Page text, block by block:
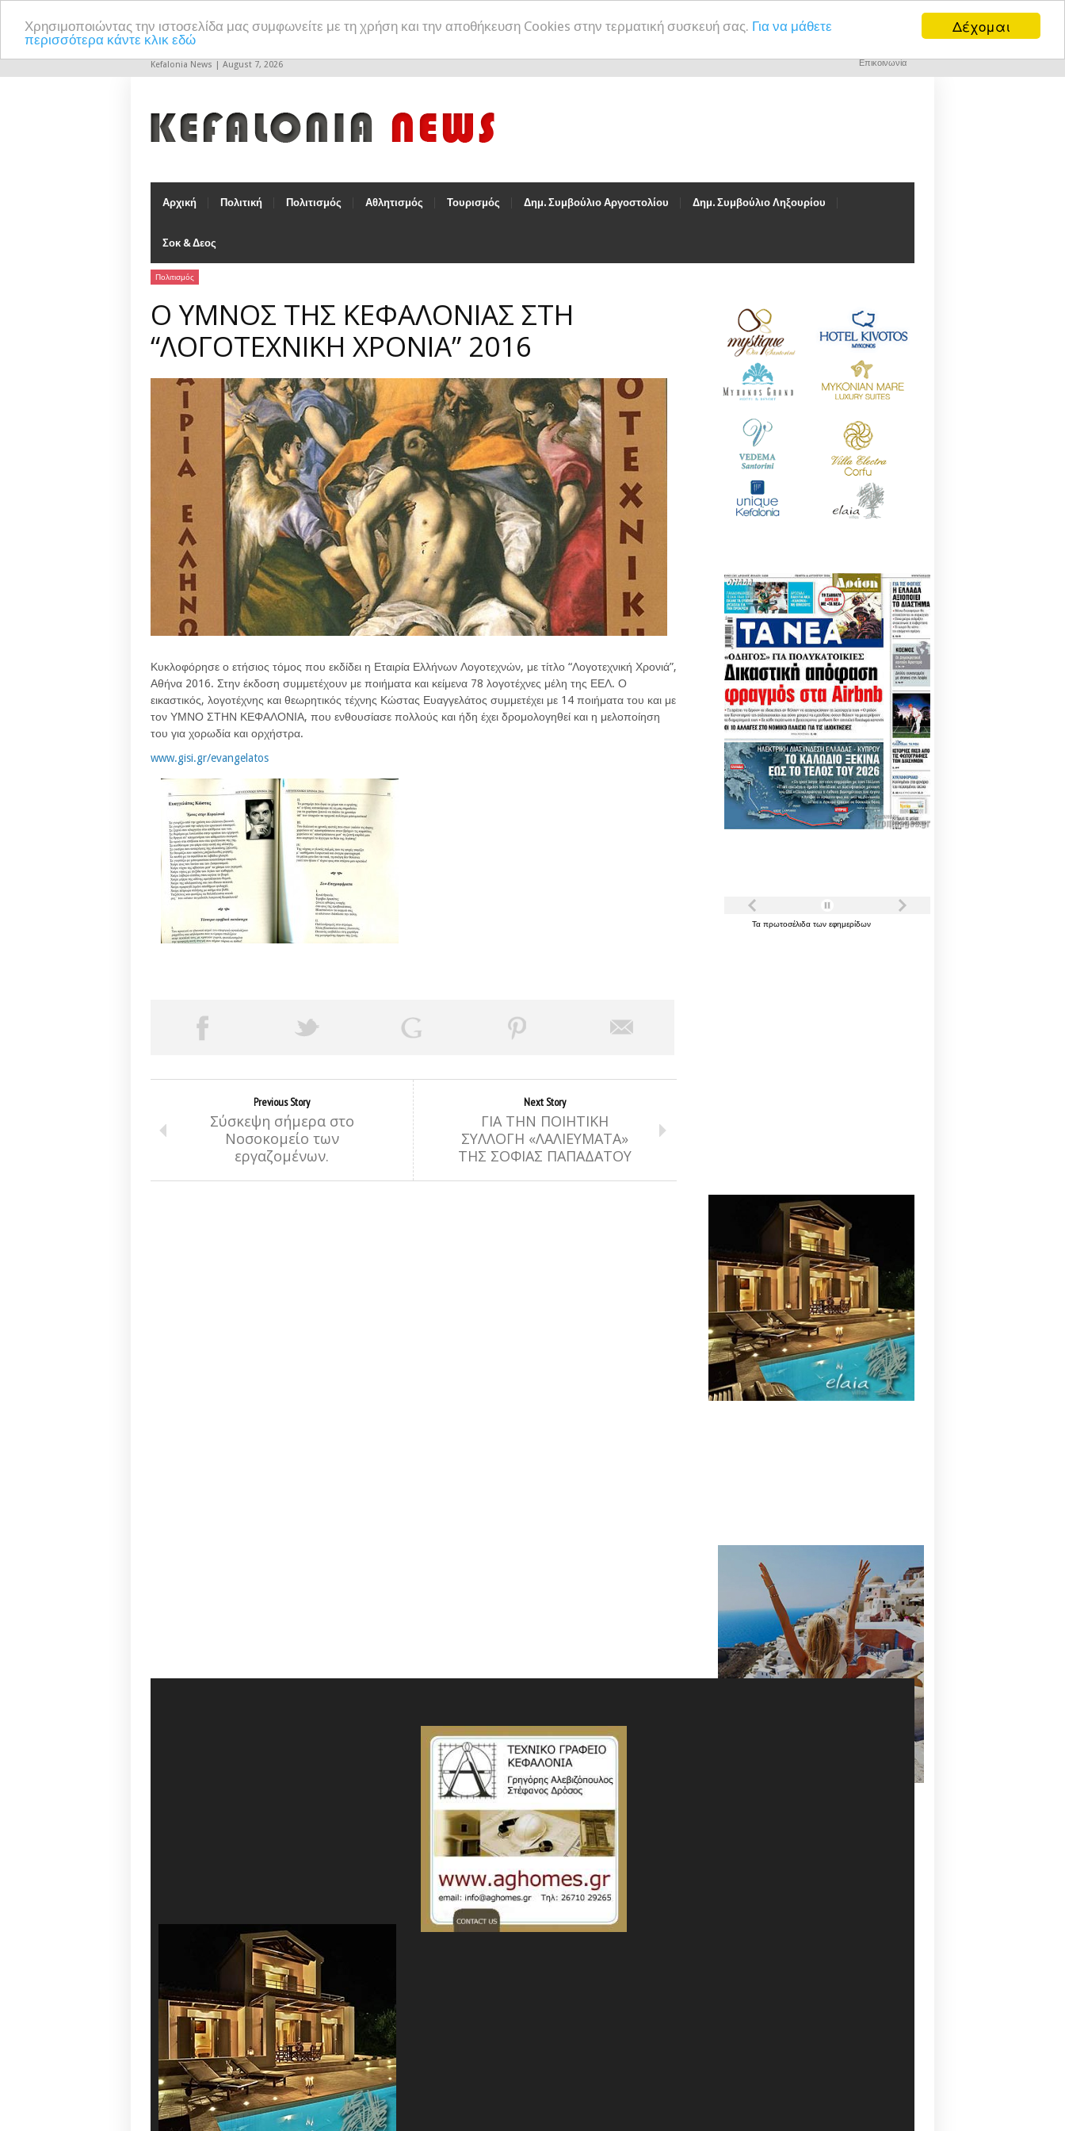
Δέχομαι
Χρησιμοποιώντας την ιστοσελίδα μας συμφωνείτε με τη χρήση και την αποθήκευση Cookies στην τερματική συσκευή σας. Για να μάθετε
περισσότερα κάντε κλικ εδώ
Kefalonia News | August 7, 2026 Επικοινωνία
Αρχική Πολιτική Πολιτισμός Αθλητισμός Τουρισμός Δημ. Συμβούλιο Αργοστολίου Δημ. Συμβούλιο Ληξουρίου
Σοκ & Δεος
Πολιτισμός
Ο ΥΜΝΟΣ ΤΗΣ ΚΕΦΑΛΟΝΙΑΣ ΣΤΗ
“ΛΟΓΟΤΕΧΝΙΚΗ ΧΡΟΝΙΑ” 2016
Κυκλοφόρησε ο ετήσιος τόμος που εκδίδει η Εταιρία Ελλήνων Λογοτεχνών, με τίτλο “Λογοτεχνική Χρονιά”,
Αθήνα 2016. Στην έκδοση συμμετέχουν με ποιήματα και κείμενα 78 λογοτέχνες μέλη της ΕΕΛ. Ο
εικαστικός, λογοτέχνης και θεωρητικός τέχνης Κώστας Ευαγγελάτος συμμετέχει με 14 ποιήματα του και με
τον ΥΜΝΟ ΣΤΗΝ ΚΕΦΑΛΟΝΙΑ, που ενθουσίασε πολλούς και ήδη έχει δρομολογηθεί και η μελοποίηση
του για χορωδία και ορχήστρα.
www.gisi.gr/evangelatos
Previous Story
Σύσκεψη σήμερα στο
Νοσοκομείο των
εργαζομένων.
Next Story
ΓΙΑ ΤΗΝ ΠΟΙΗΤΙΚΗ
ΣΥΛΛΟΓΗ «ΛΑΛΙΕΥΜΑΤΑ»
ΤΗΣ ΣΟΦΙΑΣ ΠΑΠΑΔΑΤΟΥ
Τα πρωτοσέλιδα των εφημερίδων